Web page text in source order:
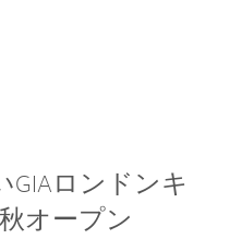
GIAロンドンキ
オープン